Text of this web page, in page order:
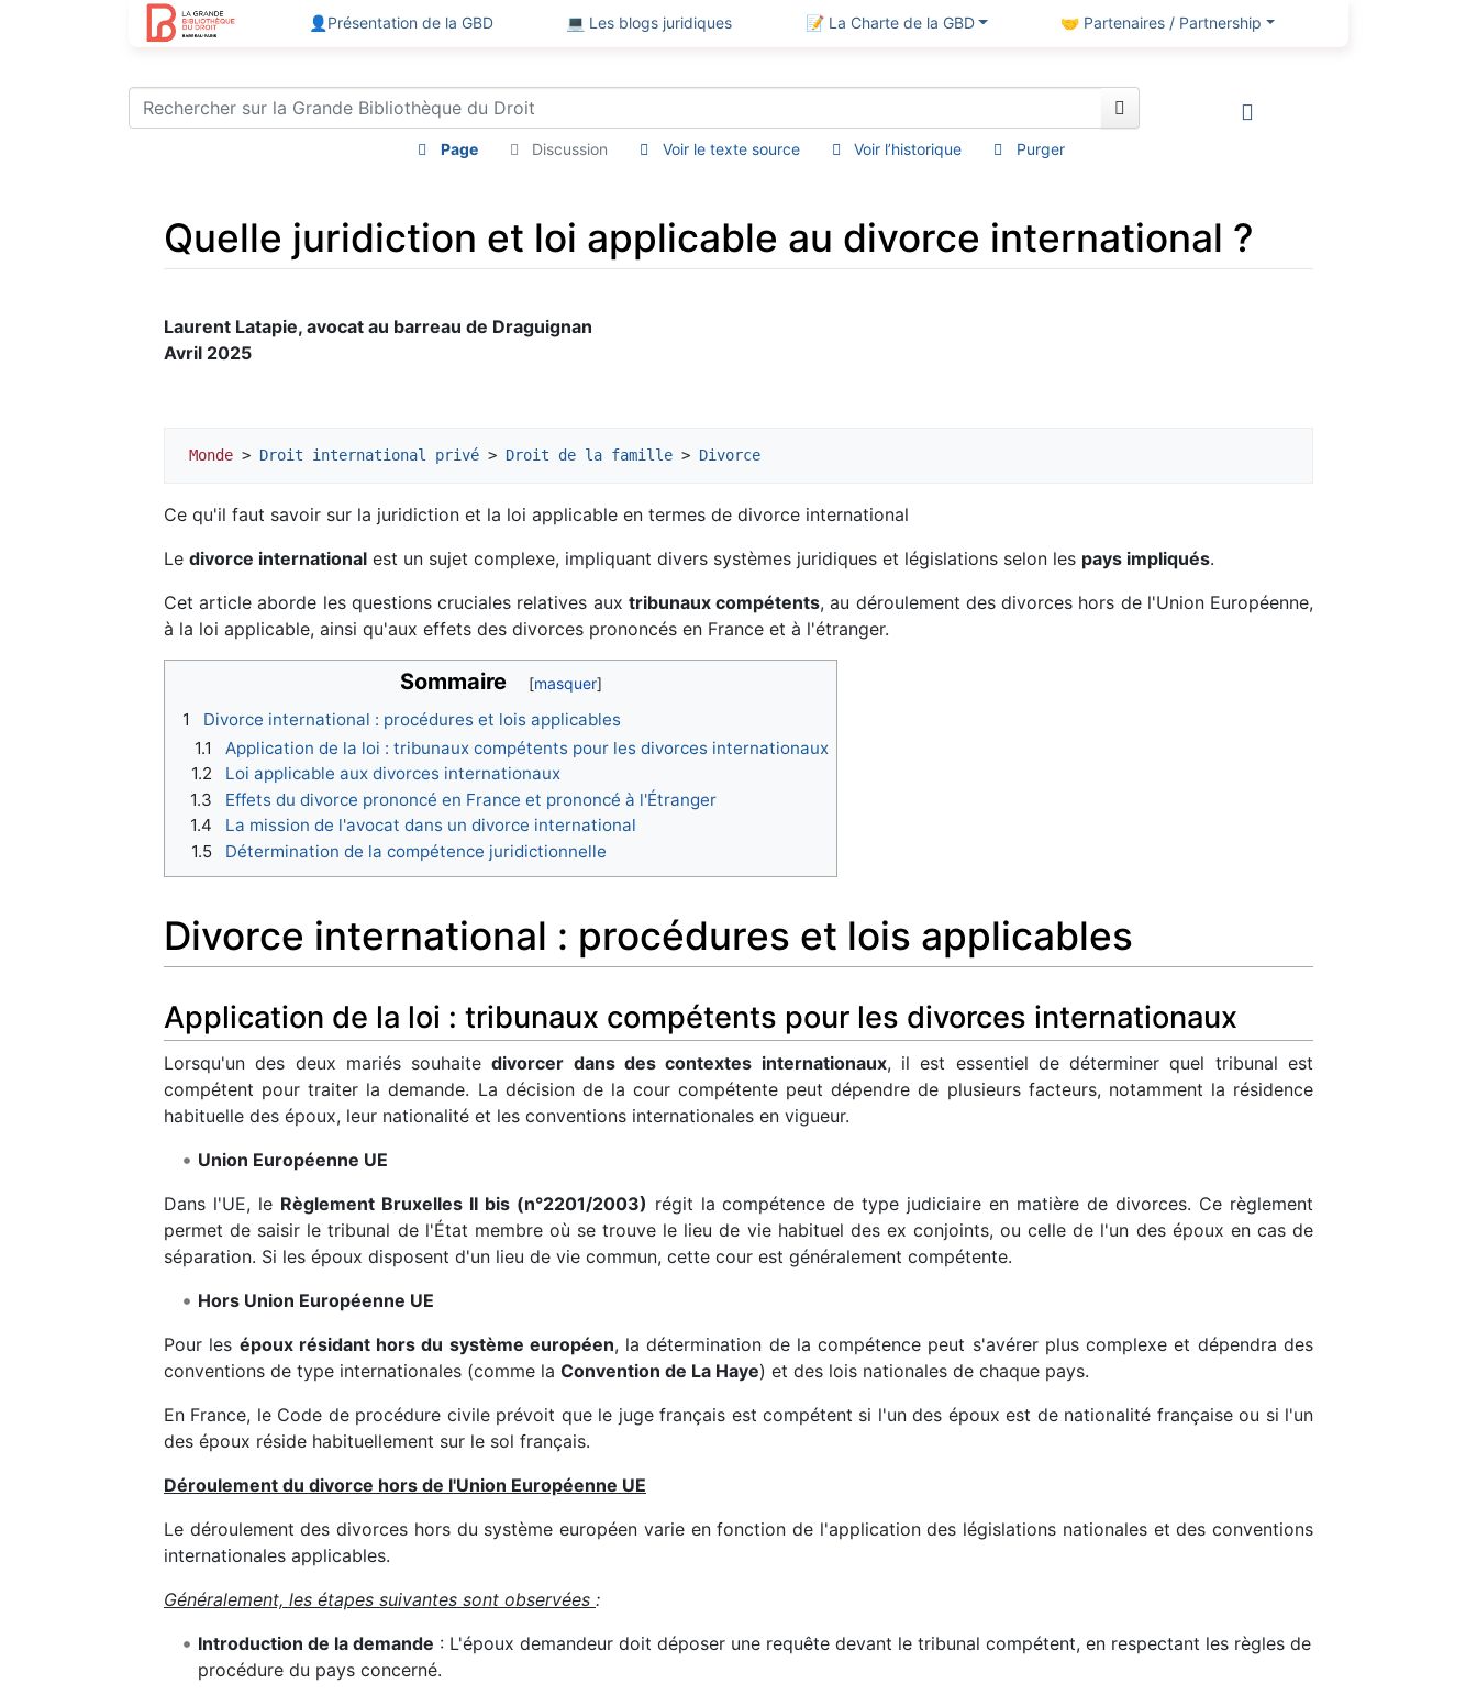
👤Présentation de la GBD 💻 Les blogs juridiques 📝 La Charte de la GBD 🤝 Partenaires / Partnership
Page Discussion Voir le texte source Voir l’historique Purger
Quelle juridiction et loi applicable au divorce international ?
Laurent Latapie, avocat au barreau de Draguignan
Avril 2025
Monde > Droit international privé > Droit de la famille > Divorce
Ce qu'il faut savoir sur la juridiction et la loi applicable en termes de divorce international
Le divorce international est un sujet complexe, impliquant divers systèmes juridiques et législations selon les pays impliqués.
Cet article aborde les questions cruciales relatives aux tribunaux compétents, au déroulement des divorces hors de l'Union Européenne,
à la loi applicable, ainsi qu'aux effets des divorces prononcés en France et à l'étranger.
Sommaire
1
Divorce international : procédures et lois applicables
1.1
Application de la loi : tribunaux compétents pour les divorces internationaux
1.2
Loi applicable aux divorces internationaux
1.3
Effets du divorce prononcé en France et prononcé à l'Étranger
1.4
La mission de l'avocat dans un divorce international
1.5
Détermination de la compétence juridictionnelle
Divorce international : procédures et lois applicables
Application de la loi : tribunaux compétents pour les divorces internationaux
Lorsqu'un des deux mariés souhaitedivorcer dans des contextes internationaux, il est essentiel de déterminer quel tribunal est
compétent pour traiter la demande. La décision de la cour compétente peut dépendre de plusieurs facteurs, notamment la résidence
habituelle des époux, leur nationalité et les conventions internationales en vigueur.
Union Européenne UE
Dans l'UE, le Règlement Bruxelles II bis (n°2201/2003) régit la compétence de type judiciaire en matière de divorces. Ce règlement
permet de saisir le tribunal de l'État membre où se trouve le lieu de vie habituel des ex conjoints, ou celle de l'un des époux en cas de
séparation. Si les époux disposent d'un lieu de vie commun, cette cour est généralement compétente.
Hors Union Européenne UE
Pour les époux résidant hors du système européen, la détermination de la compétence peut s'avérer plus complexe et dépendra des
conventions de type internationales (comme la Convention de La Haye) et des lois nationales de chaque pays.
En France, le Code de procédure civile prévoit que le juge français est compétent si l'un des époux est de nationalité française ou si l'un
des époux réside habituellement sur le sol français.
Déroulement du divorce hors de l'Union Européenne UE
Le déroulement des divorces hors du système européen varie en fonction de l'application des législations nationales et des conventions
internationales applicables.
Généralement, les étapes suivantes sont observées :
Introduction de la demande : L'époux demandeur doit déposer une requête devant le tribunal compétent, en respectant les règles de
procédure du pays concerné.